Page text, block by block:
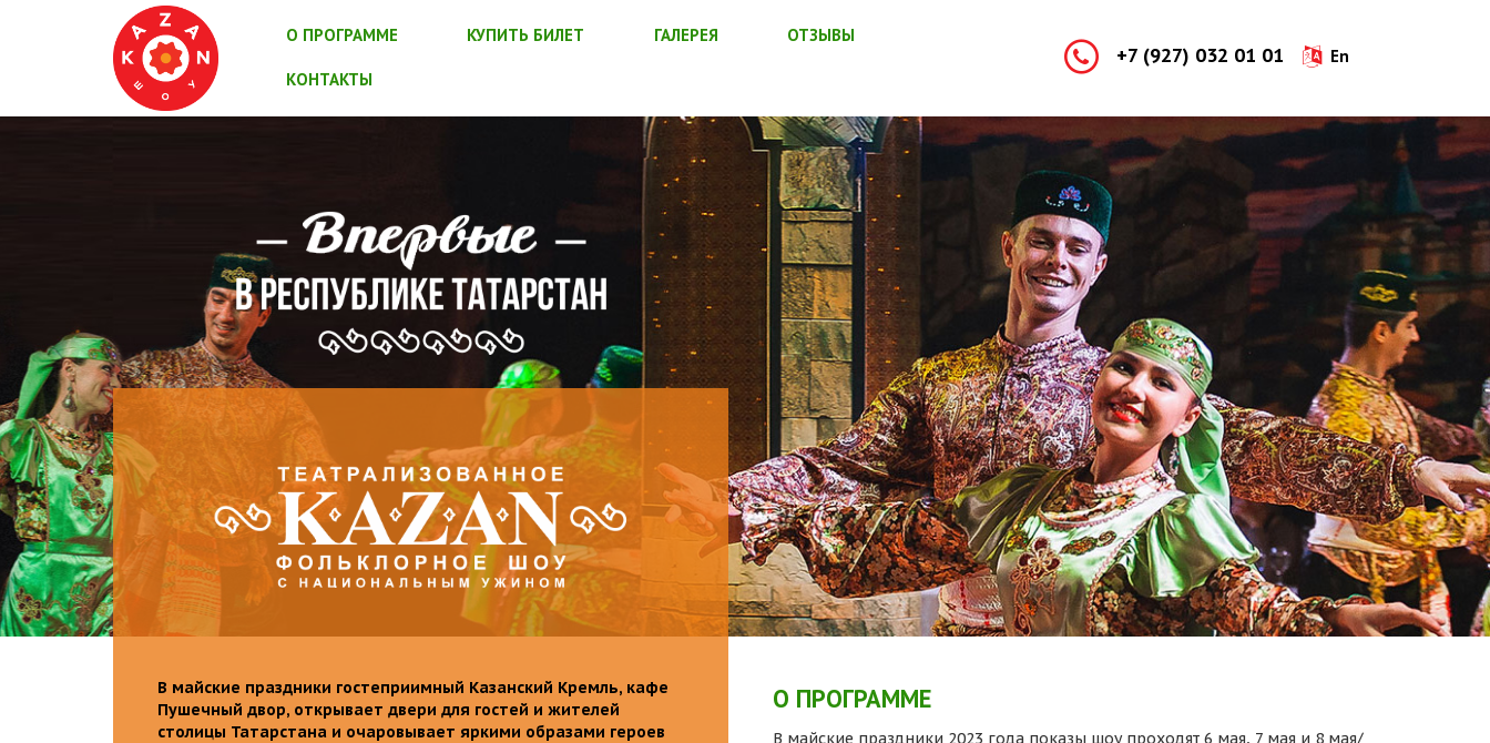
О ПРОГРАММЕ КУПИТЬ БИЛЕТ ГАЛЕРЕЯ ОТЗЫВЫ
КОНТАКТЫ
+7 (927) 032 01 01 En
В майские праздники гостеприимный Казанский Кремль, кафе
Пушечный двор, открывает двери для гостей и жителей
столицы Татарстана и очаровывает яркими образами героев
О ПРОГРАММЕ
В майские праздники 2023 года показы шоу проходят 6 мая, 7 мая и 8 мая/